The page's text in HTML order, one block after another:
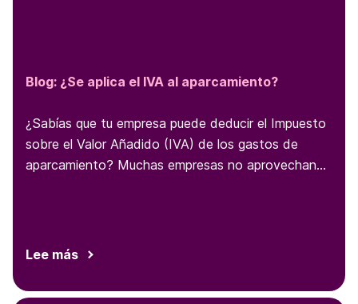
Blog: ¿Se aplica el IVA al aparcamiento?
¿Sabías que tu empresa puede deducir el Impuesto
sobre el Valor Añadido (IVA) de los gastos de
aparcamiento? Muchas empresas no aprovechan
y la forma de aprovechar al máximo esta
Lee más